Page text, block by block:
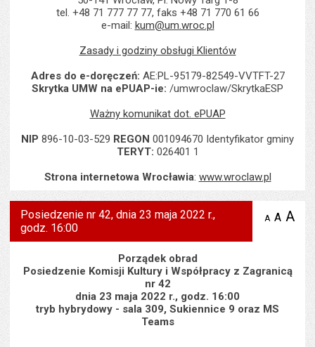
tel. +48 71 777 77 77, faks +48 71 770 61 66
e-mail: kum@um.wroc.pl
Zasady i godziny obsługi Klientów
Adres do e-doręczeń: AE:PL-95179-82549-VVTFT-27
Skrytka UMW na ePUAP-ie: /umwroclaw/SkrytkaESP
Ważny komunikat dot. ePUAP
NIP 896-10-03-529 REGON 001094670 Identyfikator gminy
TERYT: 026401 1
Strona internetowa Wrocławia: www.wroclaw.pl
Posiedzenie nr 42, dnia 23 maja 2022 r.,
godz. 16:00
A zmniejsz
A A
Porządek obrad
Posiedzenie Komisji Kultury i Współpracy z Zagranicą
nr 42
dnia 23 maja 2022 r., godz. 16:00
tryb hybrydowy - sala 309, Sukiennice 9 oraz MS
Teams